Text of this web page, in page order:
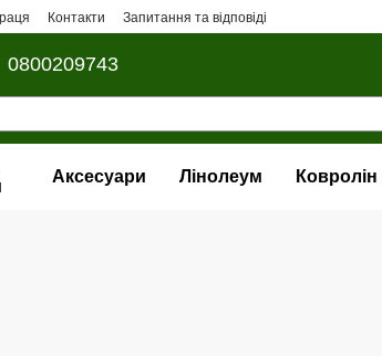
Контакти Запитання та відповіді
0800209743
Аксесуари Лінолеум Ковролін